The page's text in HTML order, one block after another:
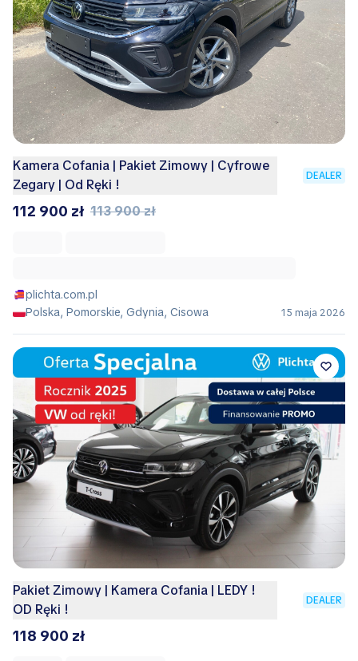
Kamera Cofania | Pakiet Zimowy | Cyfrowe
Zegary | Od Ręki !
DEALER
112 900 zł 113 900 zł
plichta.com.pl
Polska, Pomorskie, Gdynia, Cisowa
15 maja 2026
Pakiet Zimowy | Kamera Cofania | LEDY !
OD Ręki !
DEALER
118 900 zł